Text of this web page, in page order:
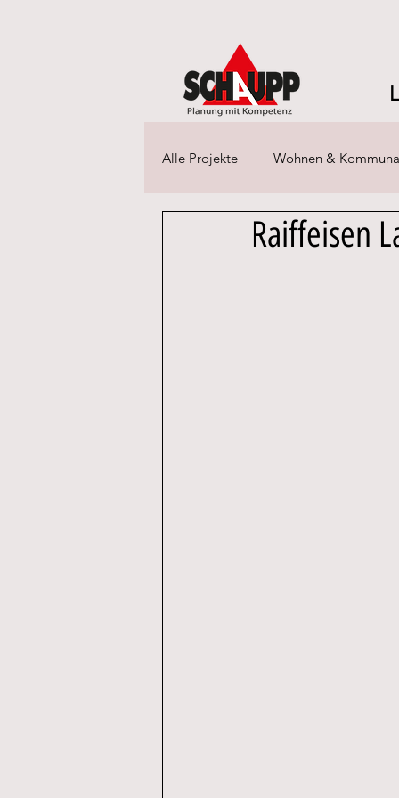
Alle Projekte Wohnen &
Raiffeisen